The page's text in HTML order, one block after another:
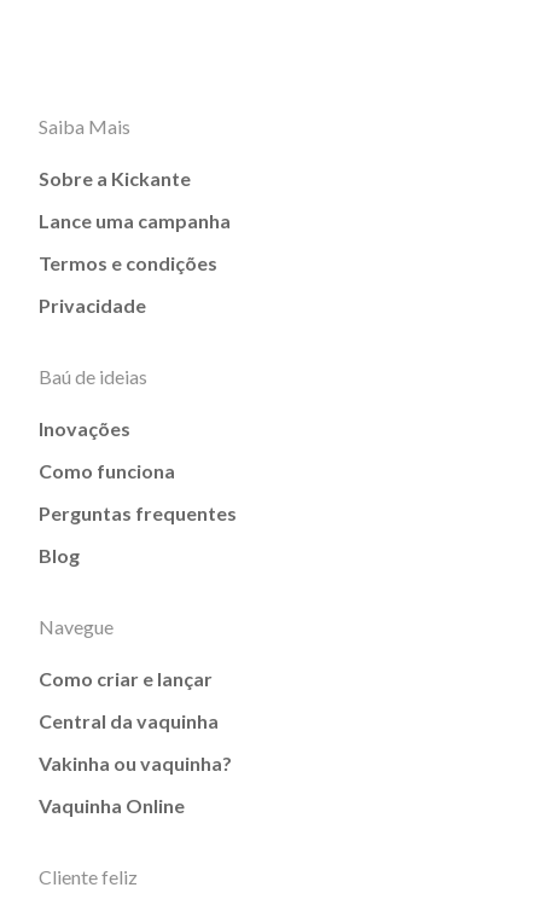
Saiba Mais
Sobre a Kickante
Lance uma campanha
Termos e condições
Privacidade
Baú de ideias
Inovações
Como funciona
Perguntas frequentes
Blog
Navegue
Como criar e lançar
Central da vaquinha
Vakinha ou vaquinha?
Vaquinha Online
Cliente feliz